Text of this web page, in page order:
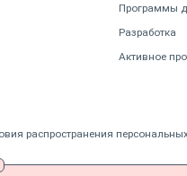
Программы
Разработка
Активное
распространения